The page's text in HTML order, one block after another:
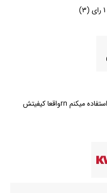
چند سالی هست دارم از این محصول استفاده میکنم rnواقعا کیفیتش